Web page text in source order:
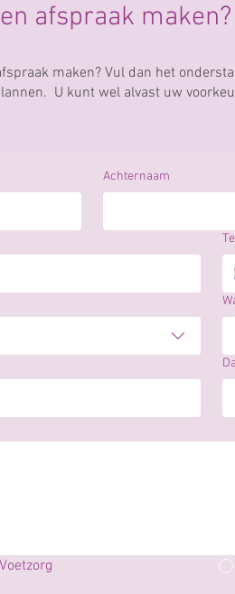
afspraak maken?
maken? Vul dan het
U kunt wel alvast uw
Achternaam